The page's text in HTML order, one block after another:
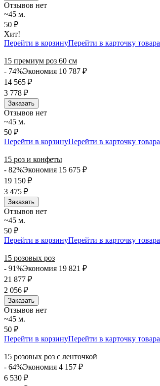
Отзывов нет
~45 м.
50 ₽
Хит!
Перейти в корзинуПерейти в карточку товара
15 премиум роз 60 см
- 74%Экономия 10 787 ₽
14 565 ₽
3 778 ₽
Заказать
Отзывов нет
~45 м.
50 ₽
Перейти в корзинуПерейти в карточку товара
15 роз и конфеты
- 82%Экономия 15 675 ₽
19 150 ₽
3 475 ₽
Заказать
Отзывов нет
~45 м.
50 ₽
Перейти в корзинуПерейти в карточку товара
15 розовых роз
- 91%Экономия 19 821 ₽
21 877 ₽
2 056 ₽
Заказать
Отзывов нет
~45 м.
50 ₽
Перейти в корзинуПерейти в карточку товара
15 розовых роз с ленточкой
- 64%Экономия 4 157 ₽
6 530 ₽